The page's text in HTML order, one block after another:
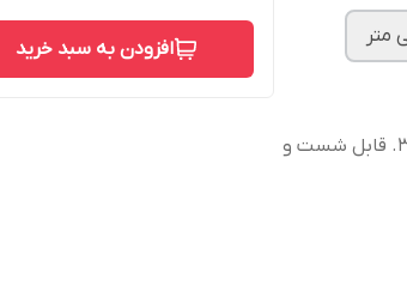
1. پارچه مخمل درجه یک 2. به صورت دور دوزی شده 3. قابل شست و
افزودن به سبد خرید